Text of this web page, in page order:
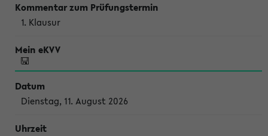
1. Klausur
Dienstag, 11. August 2026